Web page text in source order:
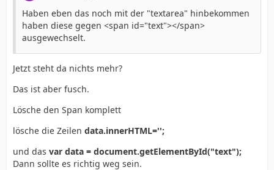
Haben eben das noch mit der "textarea" hinbekommen
haben diese gegen <span id="text"></span>
ausgewechselt.
Jetzt steht da nichts mehr?
Das ist aber fusch.
Lösche den Span komplett
lösche die Zeilen data.innerHTML='';
und das var data = document.getElementById("text");
Dann sollte es richtig weg sein.